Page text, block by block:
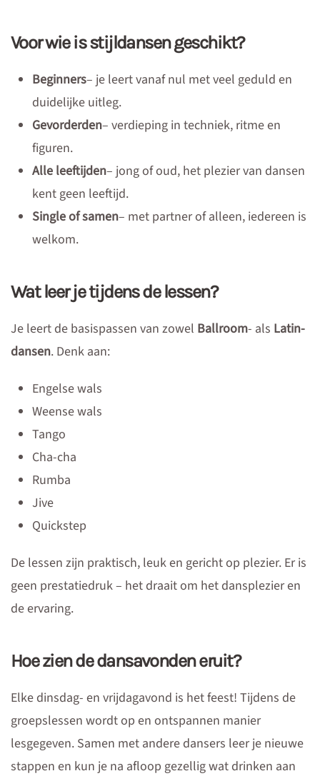
Voor wie is stijldansen geschikt?
Beginners– je leert vanaf nul met veel geduld en
duidelijke uitleg.
Gevorderden– verdieping in techniek, ritme en
figuren.
Alle leeftijden– jong of oud, het plezier van dansen
kent geen leeftijd.
Single of samen– met partner of alleen, iedereen is
welkom.
Wat leer je tijdens de lessen?
Je leert de basispassen van zowel Ballroom- als Latin-
dansen. Denk aan:
Engelse wals
Weense wals
Tango
Cha-cha
Rumba
Jive
Quickstep
De lessen zijn praktisch, leuk en gericht op plezier. Er is
geen prestatiedruk – het draait om het dansplezier en
de ervaring.
Hoe zien de dansavonden eruit?
Elke dinsdag- en vrijdagavond is het feest! Tijdens de
groepslessen wordt op en ontspannen manier
lesgegeven. Samen met andere dansers leer je nieuwe
stappen en kun je na afloop gezellig wat drinken aan